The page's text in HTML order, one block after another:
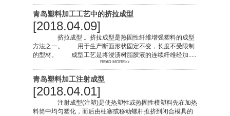
青岛塑料加工工艺中的挤拉成型
[2018.04.09]
挤拉成型 。挤拉成型是热固性纤维增强塑料的成型
方法之一。 用于生产断面形状固定不变，长度不受限制
的型材。 成型工艺是将浸渍树脂胶液的连续纤维经加.....
READ MORE>>
青岛塑料加工注射成型
[2018.04.01]
注射成型(注塑)是使热塑性或热固性模塑料先在加热
料筒中均匀塑化，而后由柱塞或移动螺杆推挤到闭合模具的